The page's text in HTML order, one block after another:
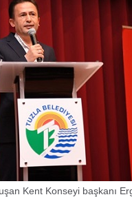
Kent Konseyi başkanı